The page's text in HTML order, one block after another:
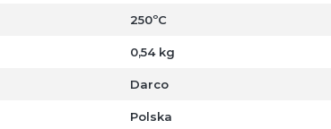
250ºC
0,54 kg
Darco
Polska